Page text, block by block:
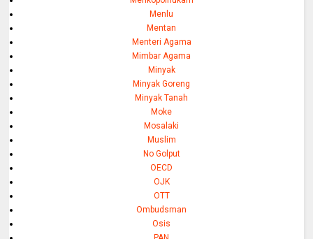
Menlu
Mentan
Menteri Agama
Mimbar Agama
Minyak
Minyak Goreng
Minyak Tanah
Moke
Mosalaki
Muslim
No Golput
OECD
OJK
OTT
Ombudsman
Osis